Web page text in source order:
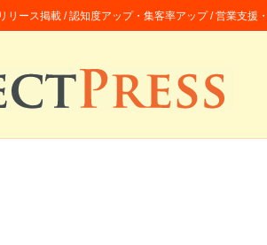
リース掲載 / 認知度アップ・集客率アップ / 営業支援